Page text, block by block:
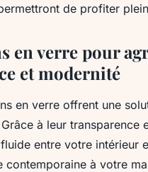
de profiter
en verre pour
et modernité
en verre offrent une
à leur transparence
entre votre intérieur
contemporaine à votre